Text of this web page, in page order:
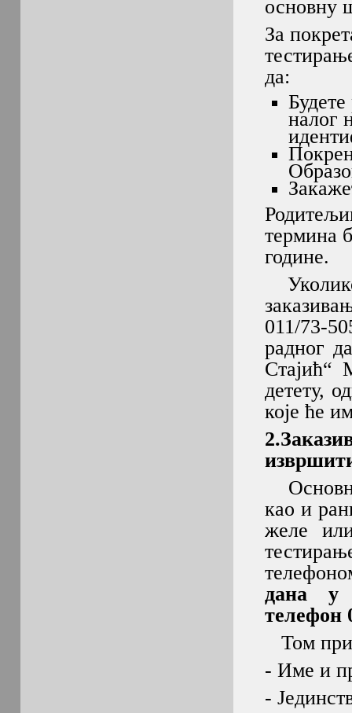
основну
За
да:
налог
термина
године.
011/73-
радног
Стајић“
детету,
које ће
као и
желе
дана у
телефон
Том
- Име и
-